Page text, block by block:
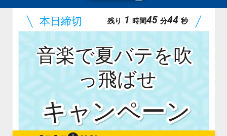
音楽で夏バテを吹
っ飛ばせ
残り 1 時間45 分43 秒